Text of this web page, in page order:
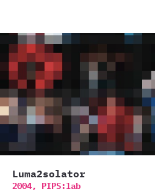
Luma2solator
2004, PIPS:lab